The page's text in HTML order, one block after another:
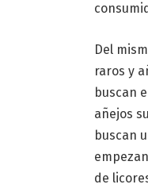
Del
raros y
buscan
añejos
buscan
de